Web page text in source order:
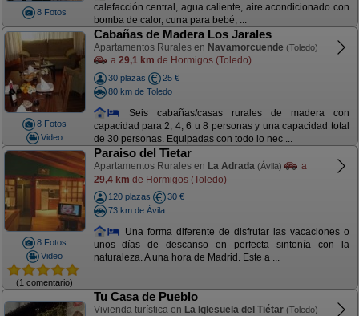
8 Fotos
calefacción central, agua caliente, aire acondicionado con
bomba de calor, cuna para bebé, ...
8 Fotos
Video
Cabañas de Madera Los Jarales
Apartamentos Rurales en Navamorcuende (Toledo)
a 29,1 km de Hormigos (Toledo)
30 plazas
25 €
80 km de Toledo
Seis cabañas/casas rurales de madera con
capacidad para 2, 4, 6 u 8 personas y una capacidad total
de 30 personas. Equipadas con todo lo nec ...
8 Fotos
Video
(1 comentario)
Paraiso del Tietar
Apartamentos Rurales en La Adrada (Ávila)
a
29,4 km de Hormigos (Toledo)
120 plazas
30 €
73 km de Ávila
Una forma diferente de disfrutar las vacaciones o
unos días de descanso en perfecta sintonía con la
naturaleza. A una hora de Madrid. Este a ...
Tu Casa de Pueblo
Vivienda turística en La Iglesuela del Tiétar (Toledo)